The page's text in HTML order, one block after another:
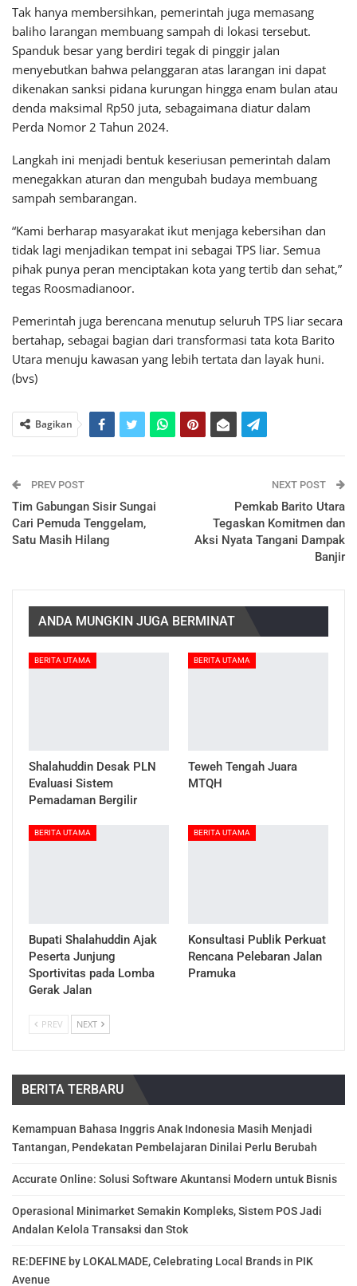
Tak hanya membersihkan, pemerintah juga memasang
baliho larangan membuang sampah di lokasi tersebut.
Spanduk besar yang berdiri tegak di pinggir jalan
menyebutkan bahwa pelanggaran atas larangan ini dapat
dikenakan sanksi pidana kurungan hingga enam bulan atau
denda maksimal Rp50 juta, sebagaimana diatur dalam
Perda Nomor 2 Tahun 2024.
Langkah ini menjadi bentuk keseriusan pemerintah dalam
menegakkan aturan dan mengubah budaya membuang
sampah sembarangan.
“Kami berharap masyarakat ikut menjaga kebersihan dan
tidak lagi menjadikan tempat ini sebagai TPS liar. Semua
pihak punya peran menciptakan kota yang tertib dan sehat,”
tegas Roosmadianoor.
Pemerintah juga berencana menutup seluruh TPS liar secara
bertahap, sebagai bagian dari transformasi tata kota Barito
Utara menuju kawasan yang lebih tertata dan layak huni.
(bvs)
Bagikan
PREV POST
Tim Gabungan Sisir Sungai
Cari Pemuda Tenggelam,
Satu Masih Hilang
NEXT POST
Pemkab Barito Utara
Tegaskan Komitmen dan
Aksi Nyata Tangani Dampak
Banjir
ANDA MUNGKIN JUGA BERMINAT
BERITA UTAMA
Shalahuddin Desak PLN
Evaluasi Sistem
Pemadaman Bergilir
BERITA UTAMA
Teweh Tengah Juara
MTQH
BERITA UTAMA
Bupati Shalahuddin Ajak
Peserta Junjung
Sportivitas pada Lomba
Gerak Jalan
BERITA UTAMA
Konsultasi Publik Perkuat
Rencana Pelebaran Jalan
Pramuka
PREV NEXT
BERITA TERBARU
Kemampuan Bahasa Inggris Anak Indonesia Masih Menjadi
Tantangan, Pendekatan Pembelajaran Dinilai Perlu Berubah
Accurate Online: Solusi Software Akuntansi Modern untuk Bisnis
Operasional Minimarket Semakin Kompleks, Sistem POS Jadi
Andalan Kelola Transaksi dan Stok
RE:DEFINE by LOKALMADE, Celebrating Local Brands in PIK
Avenue